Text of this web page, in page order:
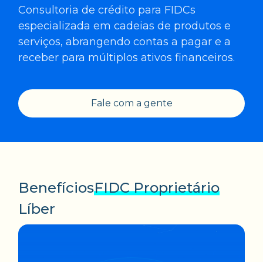
Para seu contas a receber
Consultoria de crédito para FIDCs
especializada em cadeias de produtos e
serviços, abrangendo contas a pagar e a
receber para múltiplos ativos financeiros.
Fale com a gente
BenefíciosFIDC Proprietário
Líber